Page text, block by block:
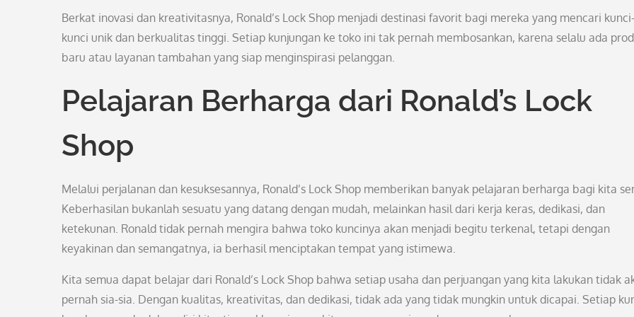
Berkat inovasi dan kreativitasnya, Ronald’s Lock Shop menjadi destinasi favorit bagi mereka yang mencari kunci-
kunci unik dan berkualitas tinggi. Setiap kunjungan ke toko ini tak pernah membosankan, karena selalu ada
baru atau layanan tambahan yang siap menginspirasi pelanggan.
Pelajaran Berharga dari Ronald’s Lock
Shop
Melalui perjalanan dan kesuksesannya, Ronald’s Lock Shop memberikan banyak pelajaran berharga bagi kita
Keberhasilan bukanlah sesuatu yang datang dengan mudah, melainkan hasil dari kerja keras, dedikasi, dan
ketekunan. Ronald tidak pernah mengira bahwa toko kuncinya akan menjadi begitu terkenal, tetapi dengan
keyakinan dan semangatnya, ia berhasil menciptakan tempat yang istimewa.
Kita semua dapat belajar dari Ronald’s Lock Shop bahwa setiap usaha dan perjuangan yang kita lakukan tidak
pernah sia-sia. Dengan kualitas, kreativitas, dan dedikasi, tidak ada yang tidak mungkin untuk dicapai. Setiap